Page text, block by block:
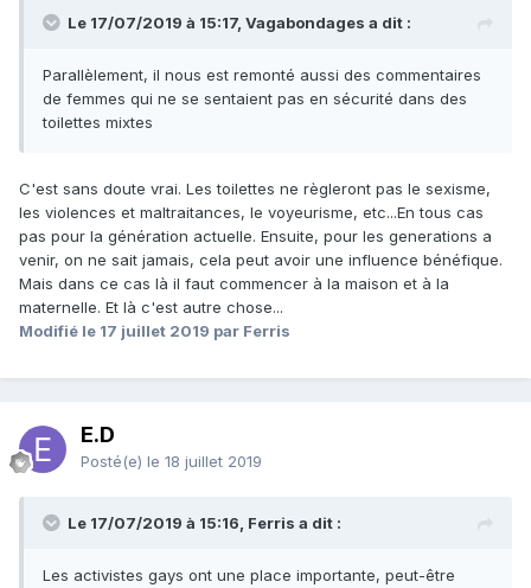
Le 17/07/2019 à 15:17, Vagabondages a dit :
Parallèlement, il nous est remonté aussi des commentaires
de femmes qui ne se sentaient pas en sécurité dans des
toilettes mixtes
C'est sans doute vrai. Les toilettes ne règleront pas le sexisme,
les violences et maltraitances, le voyeurisme, etc...En tous cas
pas pour la génération actuelle. Ensuite, pour les generations a
venir, on ne sait jamais, cela peut avoir une influence bénéfique.
Mais dans ce cas là il faut commencer à la maison et à la
maternelle. Et là c'est autre chose...
Modifié le 17 juillet 2019 par Ferris
E.D
Posté(e) le 18 juillet 2019
Le 17/07/2019 à 15:16, Ferris a dit :
Les activistes gays ont une place importante, peut-être